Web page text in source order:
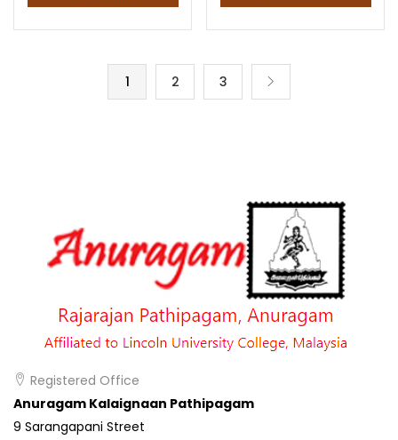
1 2 3
Registered Office
Anuragam Kalaignaan Pathipagam
9 Sarangapani Street